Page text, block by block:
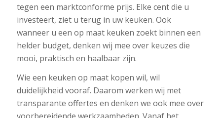
tegen een marktconforme prijs. Elke cent die u
investeert, ziet u terug in uw keuken. Ook
wanneer u een op maat keuken zoekt binnen een
helder budget, denken wij mee over keuzes die
mooi, praktisch en haalbaar zijn.
Wie een keuken op maat kopen wil, wil
duidelijkheid vooraf. Daarom werken wij met
transparante offertes en denken we ook mee over